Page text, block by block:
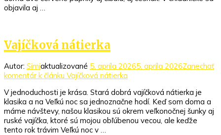
objavila aj …
Vajíčková nátierka
Autor: Simiaktualizované 5. apríla 20265. apríla 2026Zanechať
komentár k článku Vajíčková nátierka
V jednoduchosti je krása. Stará dobrá vajíčková nátierka je
klasika a na Veľkú noc sa jednoznačne hodí. Keď som doma a
máme návštevy, našou klasikou sú okrem veľkonočnej šunky aj
ruské vajíčka, ktoré sú mojou obľúbenou vecou, ale keďže
tento rok trávim Veľkú noc v …